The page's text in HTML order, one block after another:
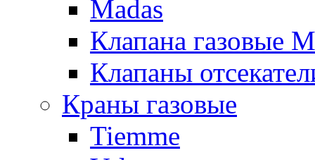
Madas
Клапана газовые
Клапаны
Краны газовые
Tiemme